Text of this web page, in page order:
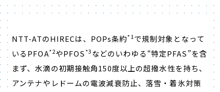
NTT-ATのHIRECは、POPs条約*1で規制対象となって
いるPFOA*2やPFOS*3 などのいわゆる“特定PFAS”を含
まず、水滴の初期接触角150度以上の超撥水性を持ち、
アンテナやレドームの電波減衰防止、落雪・着氷対策